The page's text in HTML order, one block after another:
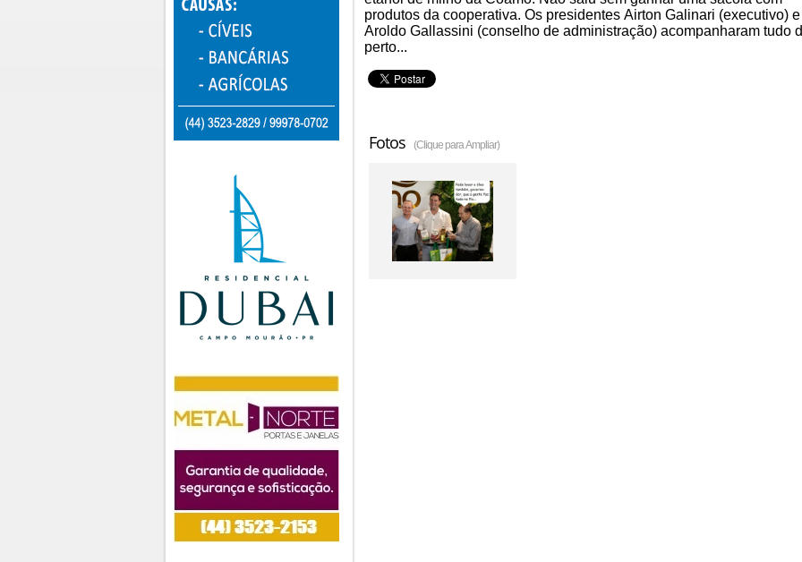
produtos da cooperativa. Os presidentes Airton Galinari (executivo) e
Aroldo Gallassini (conselho de administração) acompanharam tudo
perto...
Fotos (Clique para Ampliar)